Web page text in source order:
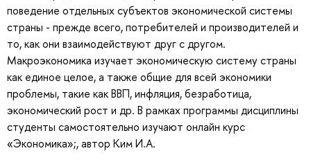
поведение отдельных субъектов экономической системы
страны - прежде всего, потребителей и производителей и
то, как они взаимодействуют друг с другом.
Макроэкономика изучает экономическую систему страны
как единое целое, а также общие для всей экономики
проблемы, такие как ВВП, инфляция, безработица,
экономический рост и др. В рамках программы дисциплины
студенты самостоятельно изучают онлайн курс
«Экономика»;, автор Ким И.А.